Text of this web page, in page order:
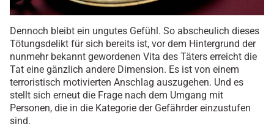
Dennoch bleibt ein ungutes Gefühl. So abscheulich dieses
Tötungsdelikt für sich bereits ist, vor dem Hintergrund der
nunmehr bekannt gewordenen Vita des Täters erreicht die
Tat eine gänzlich andere Dimension. Es ist von einem
terroristisch motivierten Anschlag auszugehen. Und es
stellt sich erneut die Frage nach dem Umgang mit
Personen, die in die Kategorie der Gefährder einzustufen
sind.